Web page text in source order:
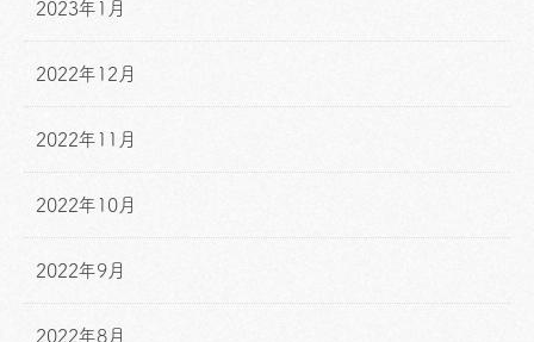
2023年1月
2022年12月
2022年11月
2022年10月
2022年9月
2022年8月